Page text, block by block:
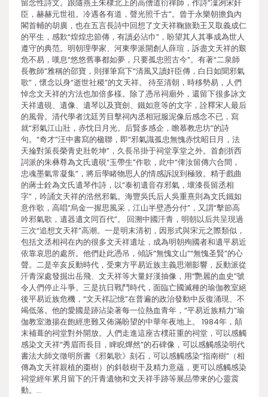
留念性詩文。跟隨燕王朱棣北上的高僧道衍禪師，作詩“凜冽宋奸
臣，赫赫元世祖。冷遇各有道，聲光照千古”。曾于永樂朝擔負內
閣首輔的胡廣，也在五言長詩中回想了文天祥鞠旅勤王又取義成仁
的平生，感歎“煌煌忠節傳，有讀必沾巾”，盼望其人其事成為世人
遵守的典范。明朝理學家、河東學派開創人薛瑄，訴盡文天祥的艱
危不易，嘆息“悠悠舊事都如夢，只要孤忠照古今”。有著“二泉師
長教師”雅稱的邵寶，則揮筆寫下“清風又讀奸臣傳，白日如聞邪氣
歌”，懷念以身“逝世社稷”的文天祥。 待至清朝，時移勢易，人們
悼念文天祥的方法也加倍多樣。除了憑吊祠廟外，還留下很多詠文
天祥遺硯、遺像、遺琴以及寶劍、鐵如意等的文字，詮釋宋人最后
的風骨。清代學者沈廷芳目擊祠內丞相冠服泥像后感念不已，寫
就“邪氣江山壯，赤忱日月光。后賢多感企，瞻慕教忠坊”的詩
句。“奇才”汪中書寫的楹聯，即“邪氣識孤忠無愧赤忱昭日月，法
天掄對策長榮青史壯乾坤”，久長吊掛于祠堂享堂之外。首創浙西
詞派的朱彝尊為文氏遺硯“玉帶生”作歌，此中“俾汝留傳六合間，
忠魂墨氣常凝集”，將后學睹物思人的情感訴說到極致。精于戲曲
的蔣士銓為文氏遺琴作詩，以“泰初遺音存邪氣，壞漆長留丞相
字”，吟誦文天祥的浩然邪氣。海豐吳氏后人吳重熹則為文氏鐵如
意作歌，高唱“烏金一握思風采，江山半壁憑分付”，又謂“擊節高
吟邪氣歌，遺器遺文同百代”。 回溯中國汗青，明朝以后共呈現過
三次“追想文天祥”高潮。一是明末清初，因形式與宋元之際類似，
包括文丞相祠在內的很多文天祥遺址，成為明朝殉國者和遺平易近
依靠哀思的處所。他們赴此憑吊，傾訴“無愧文山”“無愧圣賢”的心
聲。二是辛亥反動時代，受東方平易近族主義思潮影響，反動派從
汗青深處發掘出岳飛、文天祥等大量好漢抽像，用“艷麗的血史”號
令人們停止斗爭。三是抗日戰鬥時代，面臨亡國滅種的瑜伽教室絕
後平易近族危機，“文天祥記憶”在普遍的政治發動中反復涌現、不
竭低落。他的愛國是跡沾染著每一位熱血青年，“平易近族精力”瑜
伽教室激揚在飽經患難又佈滿盼望的中華年夜地上。 1984年，顛
末補葺的祠堂對外開放。人們走進這座古樸莊重的祠堂，可以感觸
感染文天祥“秀眉而長目，睥睨燁然”的石碑像，可以感觸感染明代
書法大師文徵明所書《邪氣歌》刻石，可以感觸感染“指南樹”（相
傳為文天祥親植的棗樹）的斜攲樹干及精力意蘊，更可以感觸感染
祠堂經年累月留下的汗青遺物和文天祥手跡等展品帶來的心靈震
動。…